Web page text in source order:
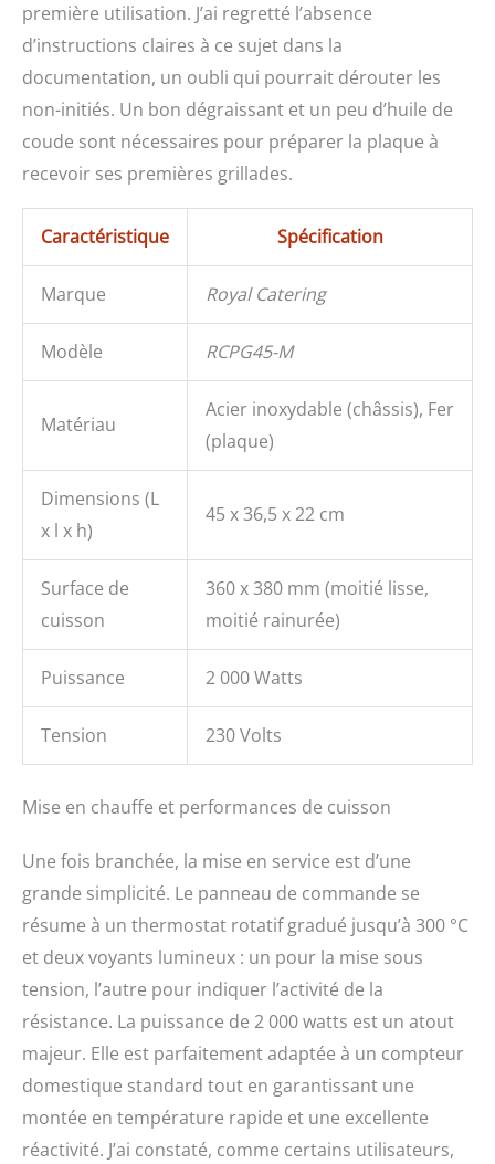
première utilisation. J’ai regretté l’absence
d’instructions claires à ce sujet dans la
documentation, un oubli qui pourrait dérouter les
non-initiés. Un bon dégraissant et un peu d’huile de
coude sont nécessaires pour préparer la plaque à
recevoir ses premières grillades.
Caractéristique Spécification
Marque Royal Catering
Modèle RCPG45-M
Matériau
Acier inoxydable (châssis), Fer
(plaque)
Dimensions (L
x l x h)
45 x 36,5 x 22 cm
Surface de
cuisson
360 x 380 mm (moitié lisse,
moitié rainurée)
Puissance 2 000 Watts
Tension 230 Volts
Mise en chauffe et performances de cuisson
Une fois branchée, la mise en service est d’une
grande simplicité. Le panneau de commande se
résume à un thermostat rotatif gradué jusqu’à 300 °C
et deux voyants lumineux : un pour la mise sous
tension, l’autre pour indiquer l’activité de la
résistance. La puissance de 2 000 watts est un atout
majeur. Elle est parfaitement adaptée à un compteur
domestique standard tout en garantissant une
montée en température rapide et une excellente
réactivité. J’ai constaté, comme certains utilisateurs,